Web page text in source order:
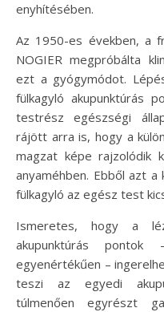
enyhítésében.
Az 1950-es években, a
NOGIER megpróbálta
ezt a gyógymódot.
fülkagyló akupunktúrás
testrész egészségi
rájött arra is, hogy a
magzat képe rajzolódik
anyaméhben. Ebből azt
fülkagyló az egész test
Ismeretes, hogy a
akupunktúrás
egyenértékűen –
teszi az egyedi
túlmenően egyrészt